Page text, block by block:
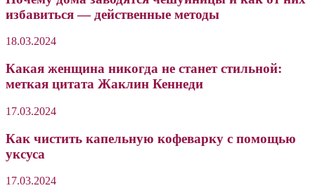
избавиться — действенные методы
18.03.2024
Какая женщина никогда не станет стильной:
меткая цитата Жаклин Кеннеди
17.03.2024
Как чистить капельную кофеварку с помощью
уксуса
17.03.2024